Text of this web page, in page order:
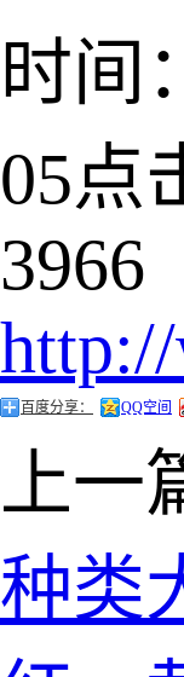
时间
05点
3966
百度分享： QQ空间
上一
种类